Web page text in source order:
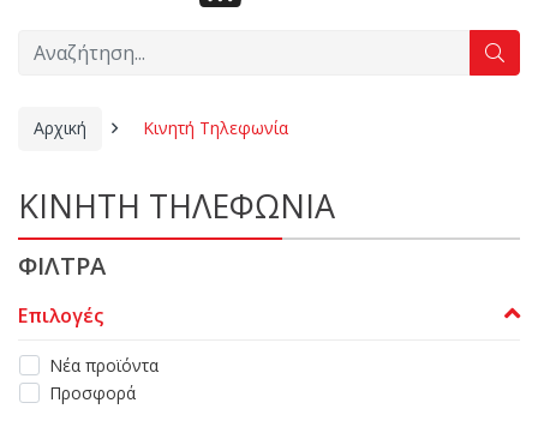
Αρχική Κινητή Τηλεφωνία
ΚΙΝΗΤΗ ΤΗΛΕΦΩΝΙΑ
ΦΙΛΤΡΑ
Επιλογές
Νέα προϊόντα
Προσφορά